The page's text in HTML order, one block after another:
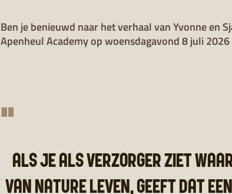
Ben je benieuwd naar het verhaal van Yvonne en
Apenheul Academy op woensdagavond 8 juli
"
ALS JE ALS VERZORGER ZIET
VAN NATURE LEVEN, GEEFT DAT